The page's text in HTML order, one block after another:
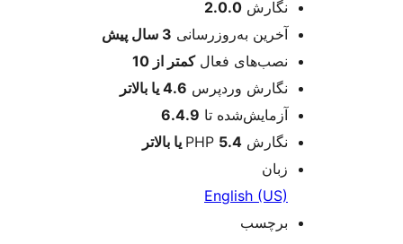
نگارش 2.0.0
آخرین به‌روزرسانی 3 سال
پیش
نصب‌های فعالکمتر از 10
نگارش وردپرس 4.6 یا بالاتر
آزمایش‌شده تا 6.4.9
نگارش PHP 5.4 یا بالاتر
زبان
English (US)
برچسب